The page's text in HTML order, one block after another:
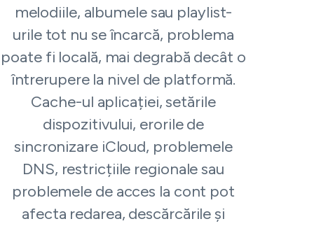
melodiile, albumele sau playlist-
urile tot nu se încarcă, problema
poate fi locală, mai degrabă decât o
întrerupere la nivel de platformă.
Cache-ul aplicației, setările
dispozitivului, erorile de
sincronizare iCloud, problemele
DNS, restricțiile regionale sau
problemele de acces la cont pot
afecta redarea, descărcările și